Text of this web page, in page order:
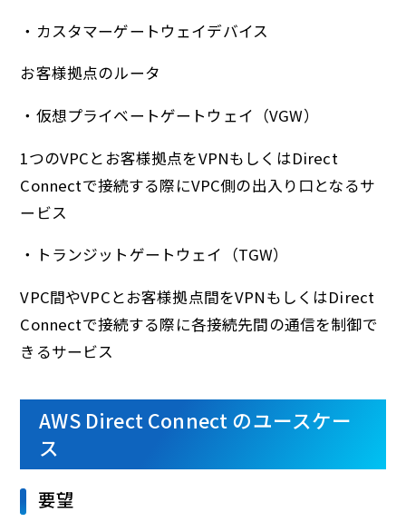
・カスタマーゲートウェイデバイス
お客様拠点のルータ
・仮想プライベートゲートウェイ（VGW）
1つのVPCとお客様拠点をVPNもしくはDirect
Connectで接続する際にVPC側の出入り口となるサ
ービス
・トランジットゲートウェイ（TGW）
VPC間やVPCとお客様拠点間をVPNもしくはDirect
Connectで接続する際に各接続先間の通信を制御で
きるサービス
AWS Direct Connect のユースケー
ス
要望